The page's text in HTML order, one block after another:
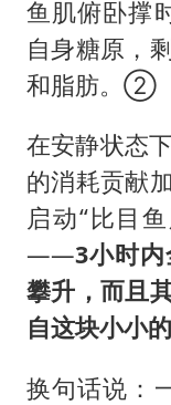
鱼肌俯卧撑
自身糖原，
和脂肪。②
在安静状态
的消耗贡献
启动“比目
——3小时
攀升，而且
自这块小小
换句话说：